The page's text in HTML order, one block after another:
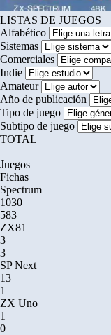
LISTAS DE JUEGOS
Alfabético
Sistemas
Comerciales
Indie
Amateur
Año de publicación
Tipo de juego
Subtipo de juego
TOTAL
Juegos
Fichas
Spectrum
1030
583
ZX81
3
3
SP Next
13
1
ZX Uno
1
0